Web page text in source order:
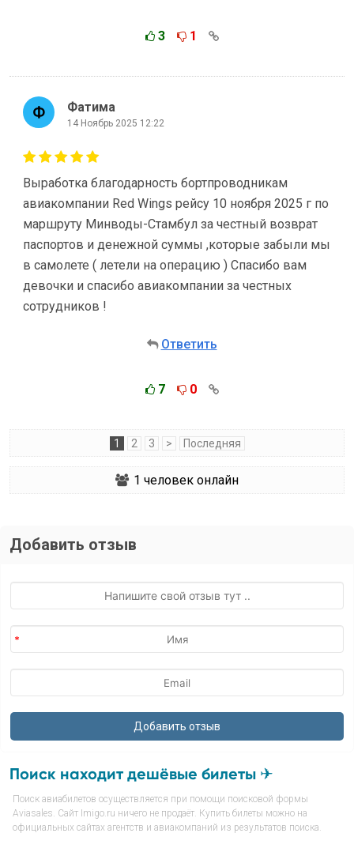
3 1
Фатима
14 Ноябрь 2025 12:22
Выработка благодарность бортпроводникам
авиакомпании Red Wings рейсу 10 ноября 2025 г по
маршруту Минводы-Стамбул за честный возврат
паспортов и денежной суммы ,которые забыли мы
в самолете ( летели на операцию ) Спасибо вам
девочки и спасибо авиакомпании за честных
сотрудников !
Ответить
7 0
1 2 3 > Последняя
1 человек онлайн
Добавить отзыв
Поиск находит дешёвые билеты ✈
Поиск авиабилетов осуществляется при помощи поисковой формы
Aviasales. Сайт Imigo.ru ничего не продаёт. Купить билеты можно на
официальных сайтах агентств и авиакомпаний из результатов поиска.